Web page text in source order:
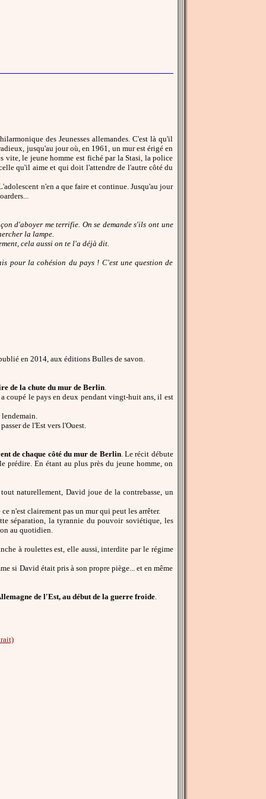
des Jeunesses allemandes. C'est là qu'il
jusqu'au jour où, en 1961, un mur est érigé en
le jeune homme est fiché par la Stasi, la police
qu'il aime et qui doit l'attendre de l'autre côté du
n'en a que faire et continue. Jusqu'au jour
d'aboyer me terrifie. On se demande s'ils ont une
la lampe.
cela aussi on te l'a déjà dit.
pour la cohésion du pays ! C'est une question de
en 2014, aux éditions Bulles de savon.
de la chute du mur de Berlin.
coupé le pays en deux pendant vingt-huit ans, il est
de l'Est vers l'Ouest.
de chaque côté du mur de Berlin. Le récit débute
En étant au plus près du jeune homme, on
naturellement, David joue de la contrebasse, un
n'est clairement pas un mur qui peut les arrêter.
séparation, la tyrannie du pouvoir soviétique, les
au quotidien.
à roulettes est, elle aussi, interdite par le régime
si David était pris à son propre piège... et en même
de l'Est, au début de la guerre froide.